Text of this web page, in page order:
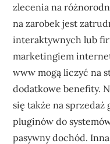
zlecenia na
na zarobek jest
interaktywnych lub
marketingiem
www mogą liczyć na
dodatkowe benefity.
się także na
pluginów do
pasywny dochód.